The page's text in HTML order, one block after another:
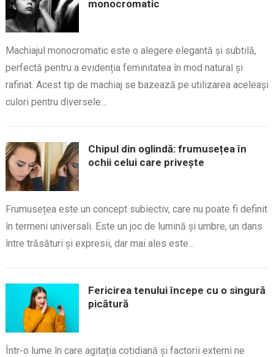
monocromatic
Machiajul monocromatic este o alegere elegantă și subtilă,
perfectă pentru a evidenția feminitatea în mod natural și
rafinat. Acest tip de machiaj se bazează pe utilizarea aceleași
culori pentru diversele…
Chipul din oglindă: frumusețea în
ochii celui care privește
Frumusețea este un concept subiectiv, care nu poate fi definit
în termeni universali. Este un joc de lumină și umbre, un dans
între trăsături și expresii, dar mai ales este…
Fericirea tenului începe cu o singură
picătură
Într-o lume în care agitația cotidiană și factorii externi ne